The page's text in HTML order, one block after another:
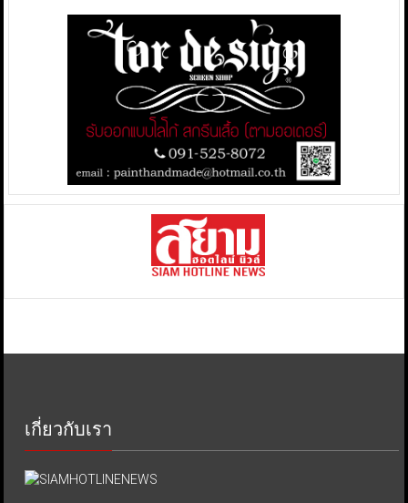
เกี่ยวกับเรา